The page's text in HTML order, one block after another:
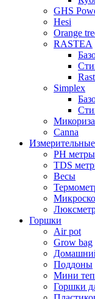
GHS
Hesi
Orange
RASTEA
Simplex
Canna
PH метры
TDS
Весы
Горшки
Air pot
Grow bag
Поддоны
Мини
Горшки